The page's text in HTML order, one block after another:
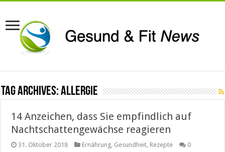
Tag Archives:Allergie
14 Anzeichen, dass Sie empfindlich auf
Nachtschattengewächse reagieren
31. Oktober 2018 Ernährung Gesundheit Rezepte 0